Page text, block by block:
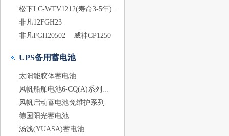
松下LC-WTV1212(寿命3-5年)...
非凡12FGH23
非凡FGH20502
威神CP1250
UPS备用蓄电池
太阳能胶体蓄电池
风帆船舶电池6-CQ(A)系列...
风帆启动蓄电池免维护系列
德国阳光蓄电池
汤浅(YUASA)蓄电池